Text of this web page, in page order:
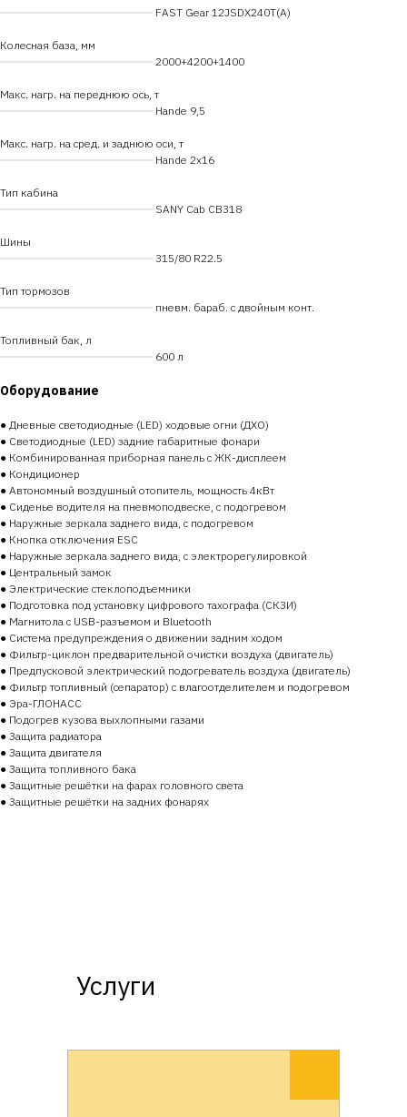
━━━━━━━━━━━━━━━━━━━━━━━━ FAST Gear 12JSDX240T(A)
Колесная база, мм
━━━━━━━━━━━━━━━━━━━━━━━━ 2000+4200+1400
Макс. нагр. на переднюю ось, т
━━━━━━━━━━━━━━━━━━━━━━━━ Hande 9,5
Макс. нагр. на сред. и заднюю оси, т
━━━━━━━━━━━━━━━━━━━━━━━━ Hande 2х16
Тип кабина
━━━━━━━━━━━━━━━━━━━━━━━━ SANY Cab CB318
Шины
━━━━━━━━━━━━━━━━━━━━━━━━ 315/80 R22.5
Тип тормозов
━━━━━━━━━━━━━━━━━━━━━━━━ пневм. бараб. с двойным конт.
Топливный бак, л
━━━━━━━━━━━━━━━━━━━━━━━━ 600 л
Оборудование
● Дневные светодиодные (LED) ходовые огни (ДХО)
● Светодиодные (LED) задние габаритные фонари
● Комбинированная приборная панель с ЖК-дисплеем
● Кондиционер
● Автономный воздушный отопитель, мощность 4кВт
● Сиденье водителя на пневмоподвеске, с подогревом
● Наружные зеркала заднего вида, с подогревом
● Кнопка отключения ESC
● Наружные зеркала заднего вида, с электрорегулировкой
● Центральный замок
● Электрические стеклоподъемники
● Подготовка под установку цифрового тахографа (СКЗИ)
● Магнитола с USB-разъемом и Bluetooth
● Система предупреждения о движении задним ходом
● Фильтр-циклон предварительной очистки воздуха (двигатель)
● Предпусковой электрический подогреватель воздуха (двигатель)
● Фильтр топливный (сепаратор) с влагоотделителем и подогревом
● Эра-ГЛОНАСС
● Подогрев кузова выхлопными газами
● Защита радиатора
● Защита двигателя
● Защита топливного бака
● Защитные решётки на фарах головного света
● Защитные решётки на задних фонарях
Услуги